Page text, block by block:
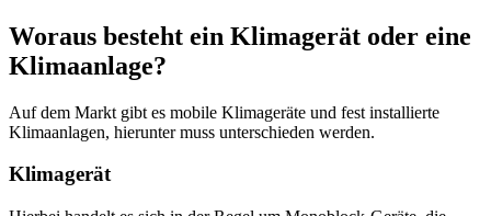
Woraus besteht ein Klimagerät oder eine
Klimaanlage?
Auf dem Markt gibt es mobile Klimageräte und fest installierte
Klimaanlagen, hierunter muss unterschieden werden.
Klimagerät